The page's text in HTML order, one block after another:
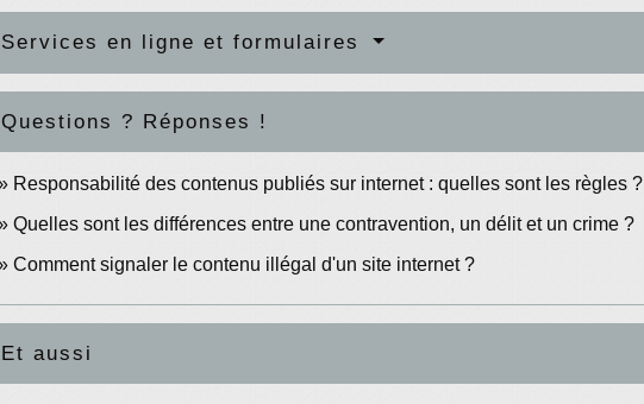
Services en ligne et formulaires
Questions ? Réponses !
Responsabilité des contenus publiés sur internet : quelles sont les règles ?
Quelles sont les différences entre une contravention, un délit et un crime ?
Comment signaler le contenu illégal d'un site internet ?
Et aussi